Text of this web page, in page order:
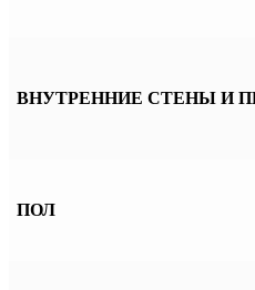
ВНУТРЕННИЕ СТЕНЫ И
ПОЛ